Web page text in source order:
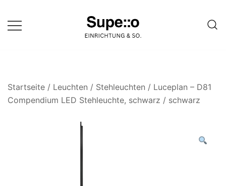
zum
Inhalt
einer Website
Startseite / Leuchten / Stehleuchten / Luceplan – D81
Compendium LED Stehleuchte, schwarz / schwarz